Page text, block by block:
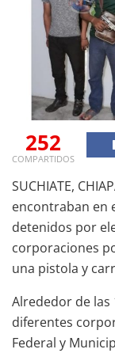
252
COMPARTIDOS
SUCHIATE,
encontraban en
detenidos por
corporaciones
una pistola y
Alrededor de las
diferentes
Federal y